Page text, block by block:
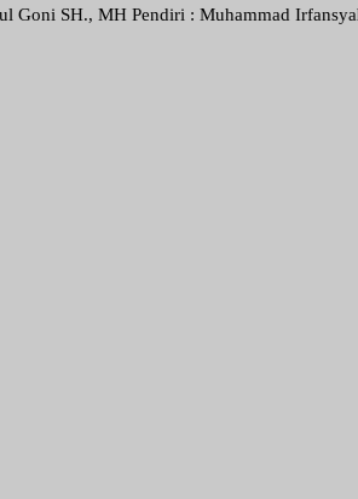
MH Pendiri : Muhammad Irfansyah,